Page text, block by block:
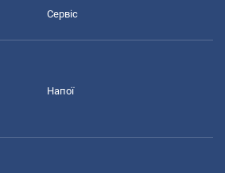
Сервіс
Напої